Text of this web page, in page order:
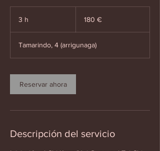
3 h 180 €
Tamarindo, 4 (arrigunaga)
Reservar ahora
Descripción del servicio